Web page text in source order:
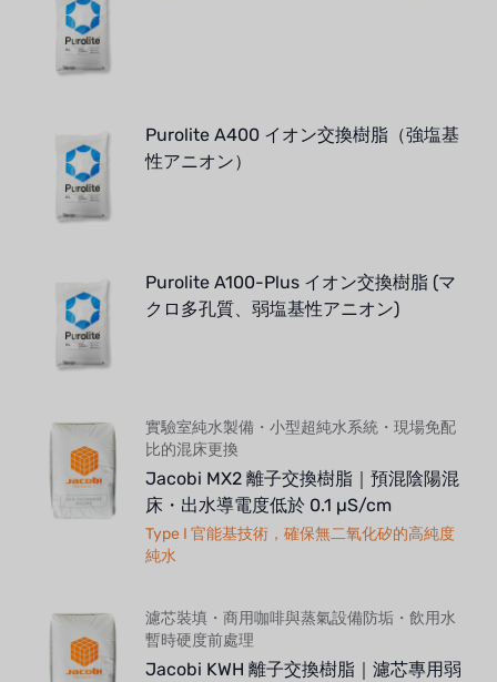
Purolite A400 イオン交換樹脂（強塩基
性アニオン）
Purolite A100-Plus イオン交換樹脂 (マ
クロ多孔質、弱塩基性アニオン)
實驗室純水製備・小型超純水系統・現場免配
比的混床更換
Jacobi MX2 離子交換樹脂｜預混陰陽混
床・出水導電度低於 0.1 µS/cm
Type I 官能基技術，確保無二氧化矽的高純度
純水
濾芯裝填・商用咖啡與蒸氣設備防垢・飲用水
暫時硬度前處理
Jacobi KWH 離子交換樹脂｜濾芯專用弱